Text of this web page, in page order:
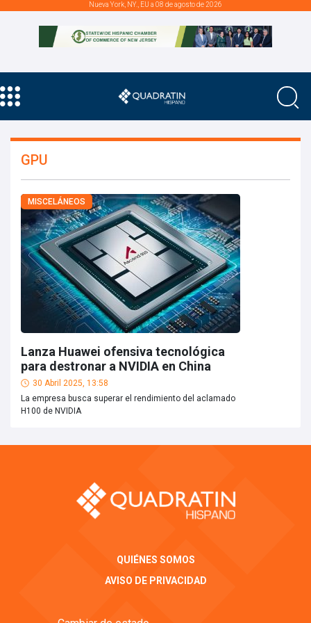
Nueva York, NY., EU a 08 de agosto de 2026
GPU
MISCELÁNEOS
Lanza Huawei ofensiva tecnológica
para destronar a NVIDIA en China
30 Abril 2025, 13:58
La empresa busca superar el rendimiento del aclamado
H100 de NVIDIA
QUIÉNES SOMOS
AVISO DE PRIVACIDAD